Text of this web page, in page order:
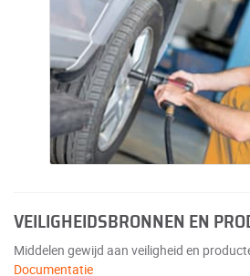
VEILIGHEIDSBRONNEN EN
Middelen gewijd aan veiligheid en
Documentatie